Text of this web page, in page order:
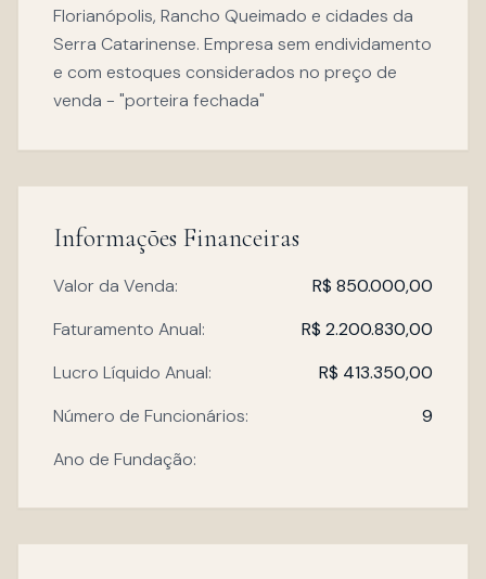
Florianópolis, Rancho Queimado e cidades da
Serra Catarinense. Empresa sem endividamento
e com estoques considerados no preço de
venda - "porteira fechada"
Informações Financeiras
Valor da Venda:
R$ 850.000,00
Faturamento Anual:
R$ 2.200.830,00
Lucro Líquido Anual:
R$ 413.350,00
Número de Funcionários:
9
Ano de Fundação: